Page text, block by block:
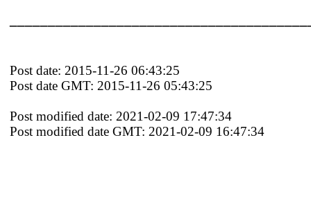
Post date: 2015-11-26 06:43:25
Post date GMT: 2015-11-26 05:43:25
Post modified date: 2021-02-09 17:47:34
Post modified date GMT: 2021-02-09 16:47:34